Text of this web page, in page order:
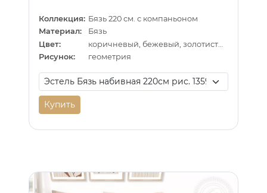
Коллекция: Бязь 220 см. с компаньоном
Материал:
Бязь
Цвет:
Рисунок:
геометрия
Купить